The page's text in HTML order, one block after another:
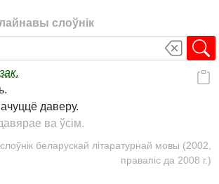
слоўнік
даверу.
ва ўсім.
беларускай літаратурнай мовы (2002,
правапіс да 2008 г.)